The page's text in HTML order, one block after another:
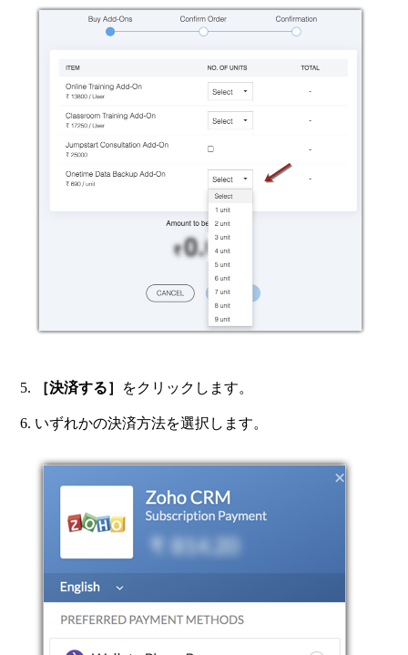
［決済する］ をクリックします。
いずれかの決済方法を選択します。